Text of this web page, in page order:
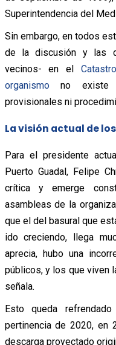
Superintendencia del
Sin embargo, en todos
de la discusión y las
vecinos- en el
organismono existe
provisionales ni
La visión actual de
Para el presidente
Puerto Guadal, Felipe
crítica y emerge
asambleas de la
que el del basural que
ido creciendo, llega
aprecia, hubo una
públicos, y los que viven
señala.
Esto queda
pertinencia de 2020, en
descarga proyectado